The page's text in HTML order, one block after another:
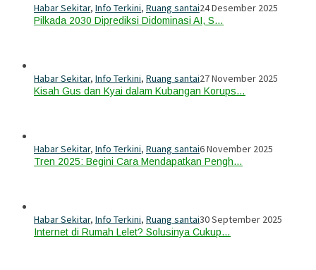
Habar Sekitar, Info Terkini, Ruang santai24 Desember 2025
Pilkada 2030 Diprediksi Didominasi AI, S…
Habar Sekitar, Info Terkini, Ruang santai27 November 2025
Kisah Gus dan Kyai dalam Kubangan Korups…
Habar Sekitar, Info Terkini, Ruang santai6 November 2025
Tren 2025: Begini Cara Mendapatkan Pengh…
Habar Sekitar, Info Terkini, Ruang santai30 September 2025
Internet di Rumah Lelet? Solusinya Cukup…